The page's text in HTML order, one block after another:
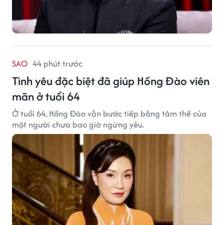
SAO 44 phút trước
Tình yêu đặc biệt đã giúp Hồng Đào viên
mãn ở tuổi 64
Ở tuổi 64, Hồng Đào vẫn bước tiếp bằng tâm thế của
một người chưa bao giờ ngừng yêu.